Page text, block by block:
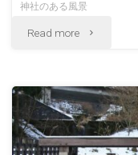
神社のある風景
Read more "若
彦
神